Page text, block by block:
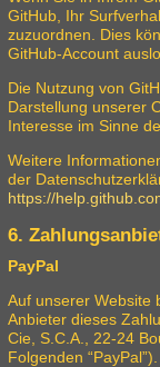
GitHub, Ihr
zuzuordnen. Dies
GitHub-Account
Die Nutzung von
Darstellung unserer
Interesse im Sinne
Weitere
der
https://
6.
PayPal
Auf unserer Website
Anbieter dieses
Cie, S.C.A., 22-24
Folgenden “PayPal”).